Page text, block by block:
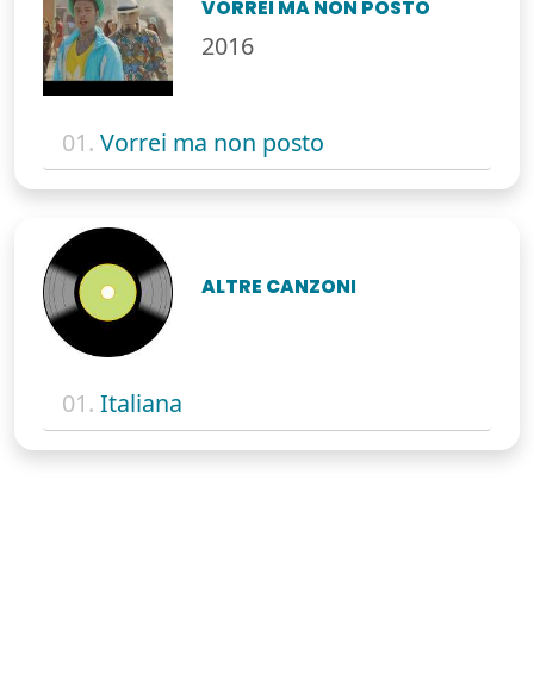
VORREI MA NON POSTO
2016
01. Vorrei ma non posto
ALTRE CANZONI
01. Italiana